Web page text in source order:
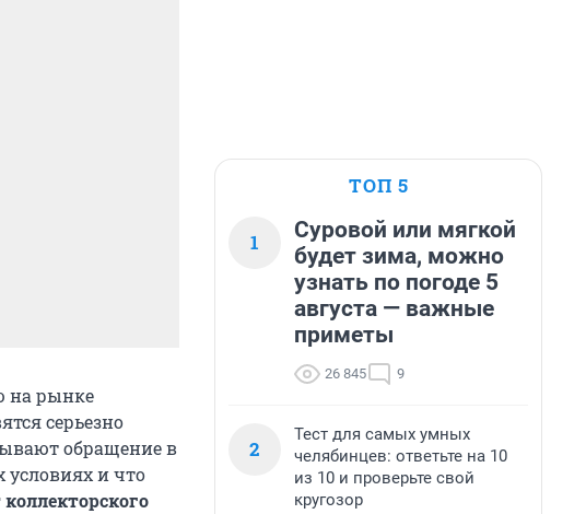
на рынке
серьезно
обращение в
и что
ТОП 5
1
Суровой или мягкой
будет зима, можно
узнать по погоде 5
августа — важные
приметы
26 845 9
2
Тест для самых умных
челябинцев: ответьте на 10
из 10 и проверьте свой
кругозор